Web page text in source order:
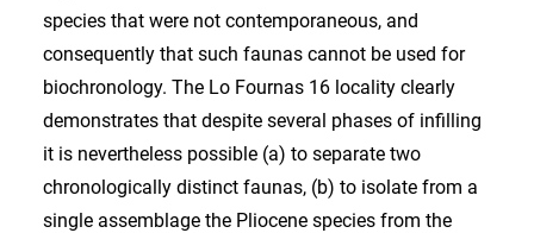
species that were not contemporaneous, and
consequently that such faunas cannot be used for
biochronology. The Lo Fournas 16 locality clearly
demonstrates that despite several phases of infilling
it is nevertheless possible (a) to separate two
chronologically distinct faunas, (b) to isolate from a
single assemblage the Pliocene species from the